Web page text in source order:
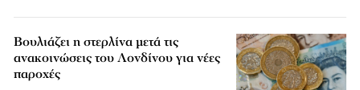
Βουλιάζει η στερλίνα μετά τις
ανακοινώσεις του Λονδίνου για νέες
παροχές